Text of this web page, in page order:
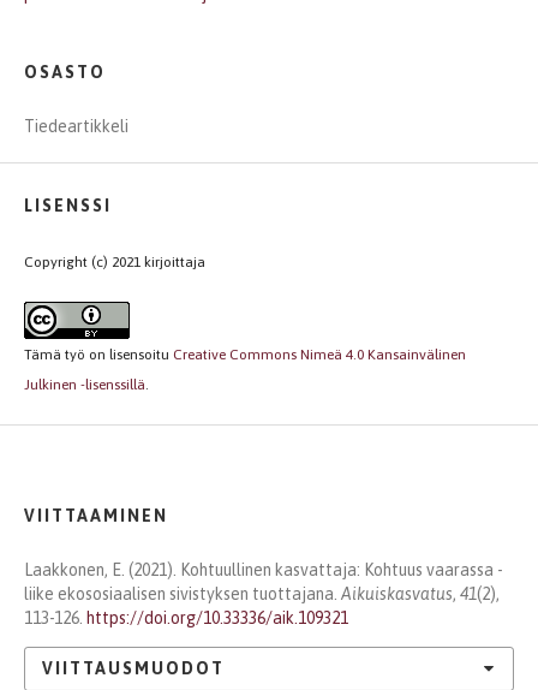
OSASTO
Tiedeartikkeli
LISENSSI
Copyright (c) 2021 kirjoittaja
Tämä työ on lisensoitu Creative Commons Nimeä 4.0 Kansainvälinen
Julkinen -lisenssillä.
VIITTAAMINEN
Laakkonen, E. (2021). Kohtuullinen kasvattaja: Kohtuus vaarassa -
liike ekososiaalisen sivistyksen tuottajana. Aikuiskasvatus, 41(2),
113-126. https://doi.org/10.33336/aik.109321
VIITTAUSMUODOT